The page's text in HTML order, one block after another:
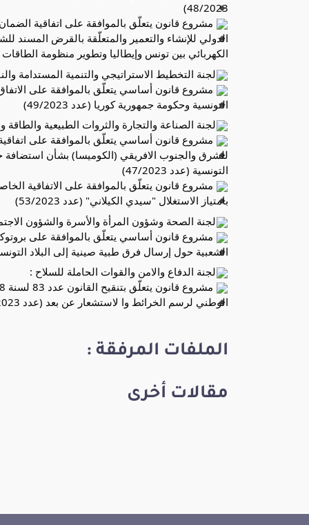
48/2023)
الدولي للإنشاء والتعمير والمتعلّقة بالقرض المسند
الكهربائي بين تونس وإيطاليا وتطوير منظومة الطاقات
لجنة التخطيط الاستراتيجي والتنمية المستدامة
مشروع قانون أساسي يتعلّق بالموافقة على
التونسية وحكومة جمهورية كوريا (عدد 49/2023)
لجنة الصناعة والتجارة والثروات الطبيعية والطاقة
مشروع قانون أساسي يتعلّق بالموافقة على
للشرق والجنوب الافريقي (الكوميسا) بشأن
التونسية (عدد 47/2023)
مشروع قانون يتعلّق بالموافقة على الاتفاقية
بامتياز الاستغلال "سيدي الكيلاني" (عدد 53/2023)
لجنة الصحة وشؤون المرأة والأسرة والشؤون
مشروع قانون أساسي يتعلّق بالموافقة على
الشعبية حول إرسال فرق طبية صينية إلى البلاد التونسية (2021-2026)، عدد
لجنة الدفاع والامن والقوات الحاملة للسلاح :
الوطني لرسم الخرائط وا لاستشعار عن بعد (عدد 50/2023).
الملفات المرفقة :
مقالات أخرى